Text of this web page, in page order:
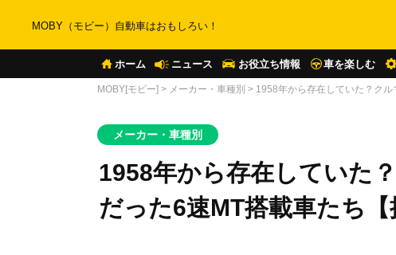
MOBY（モビー）自動車はおもしろい！
ホーム ニュース お役立ち情報 車を楽しむ
MOBY[モビー] > メーカー・車種別 > 1958年から存在していた？クル
メーカー・車種別
1958年から存在していた
だった6速MT搭載車たち【